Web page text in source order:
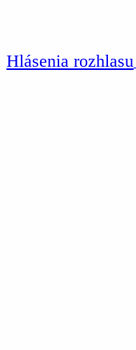
Hlásenia rozhlasu